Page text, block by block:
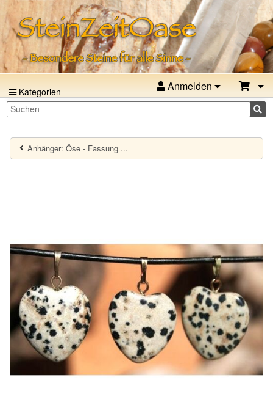
Kategorien Anmelden
Anhänger: Öse - Fassung ...